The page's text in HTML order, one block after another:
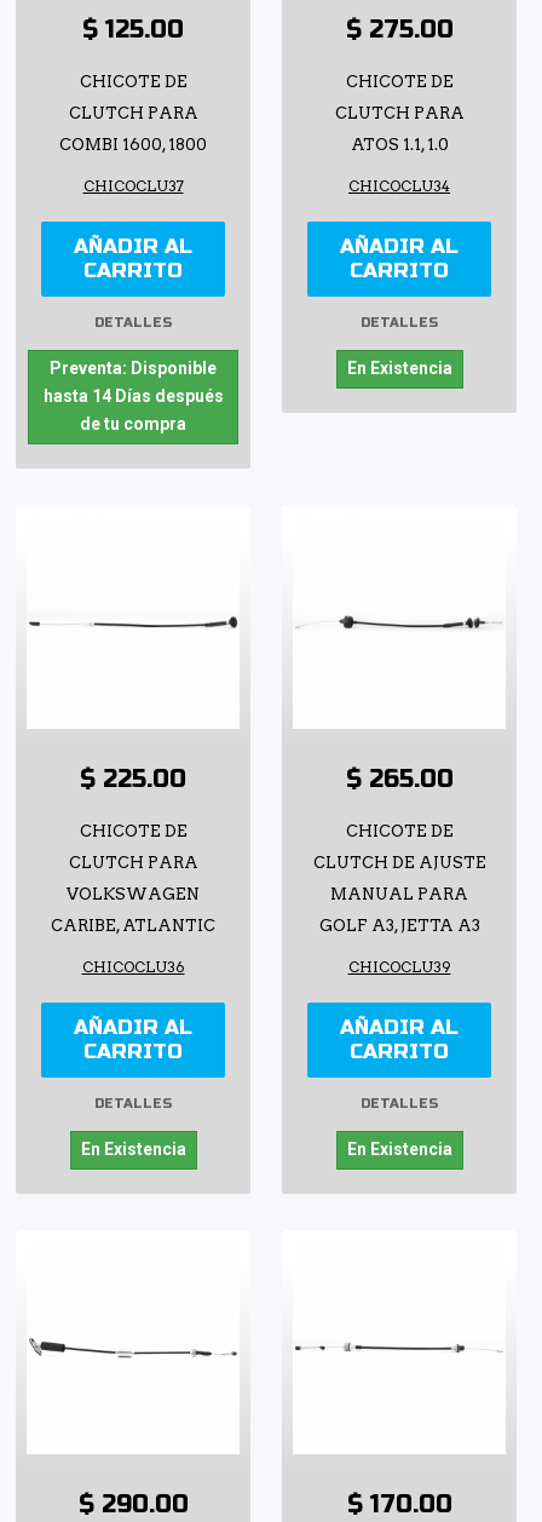
$ 125.00
CHICOTE DE
CLUTCH PARA
COMBI 1600, 1800
CHICOCLU37
AÑADIR AL
CARRITO
DETALLES
Preventa: Disponible
hasta 14 Días después
de tu compra
$ 275.00
CHICOTE DE
CLUTCH PARA
ATOS 1.1, 1.0
CHICOCLU34
AÑADIR AL
CARRITO
DETALLES
En Existencia
$ 225.00
CHICOTE DE
CLUTCH PARA
VOLKSWAGEN
CARIBE, ATLANTIC
CHICOCLU36
AÑADIR AL
CARRITO
DETALLES
En Existencia
$ 265.00
CHICOTE DE
CLUTCH DE AJUSTE
MANUAL PARA
GOLF A3, JETTA A3
CHICOCLU39
AÑADIR AL
CARRITO
DETALLES
En Existencia
$ 290.00 $ 170.00